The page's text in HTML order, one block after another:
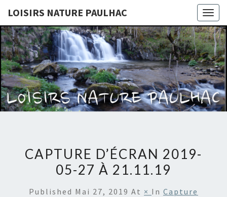
LOISIRS NATURE PAULHAC
LOISIRS
NATURE
PAULHAC
Site De
L'association
Loisirs
Nature
Paulhac
CAPTURE D’ÉCRAN 2019-
05-27 À 21.11.19
Published Mai 27, 2019 At × In Capture